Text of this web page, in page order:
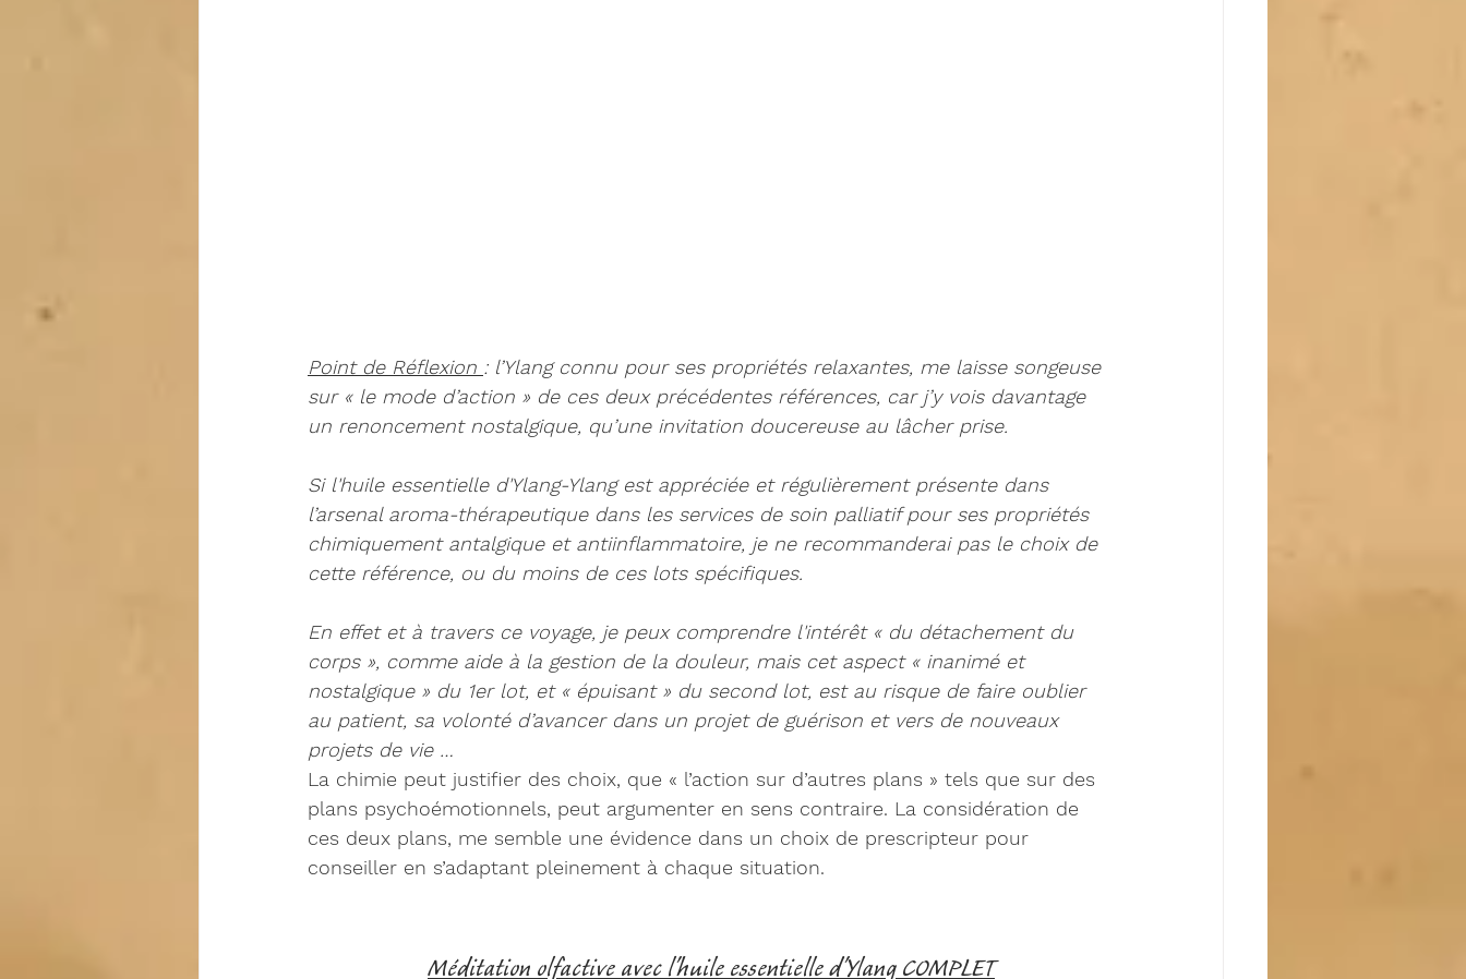
Point de Réflexion : l’Ylang connu pour ses propriétés relaxantes, me laisse songeuse
sur « le mode d’action » de ces deux précédentes références, car j’y vois davantage
un renoncement nostalgique, qu’une invitation doucereuse au lâcher prise.
Si l'huile essentielle d'Ylang-Ylang est appréciée et régulièrement présente dans
l’arsenal aroma-thérapeutique dans les services de soin palliatif pour ses propriétés
chimiquement antalgique et antiinflammatoire, je ne recommanderai pas le choix de
cette référence, ou du moins de ces lots spécifiques.
En effet et à travers ce voyage, je peux comprendre l'intérêt « du détachement du
corps », comme aide à la gestion de la douleur, mais cet aspect « inanimé et
nostalgique » du 1er lot, et « épuisant » du second lot, est au risque de faire oublier
au patient, sa volonté d’avancer dans un projet de guérison et vers de nouveaux
projets de vie …
La chimie peut justifier des choix, que « l’action sur d’autres plans » tels que sur des
plans psychoémotionnels, peut argumenter en sens contraire. La considération de
ces deux plans, me semble une évidence dans un choix de prescripteur pour
conseiller en s’adaptant pleinement à chaque situation.
Méditation olfactive avec l'huile essentielle d'Ylang COMPLET